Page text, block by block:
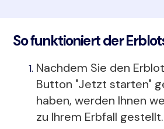
So funktioniert der
Nachdem Sie den
Button "Jetzt starten"
haben, werden Ihnen
zu Ihrem Erbfall gestellt.